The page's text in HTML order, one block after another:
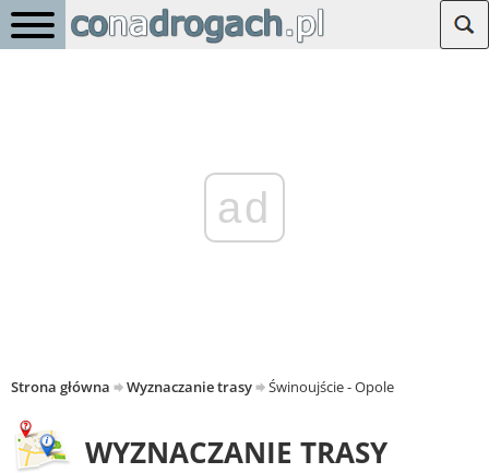
ad
Strona główna Wyznaczanie trasy Świnoujście - Opole
WYZNACZANIE TRASY